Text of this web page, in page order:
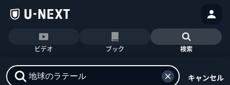
ビデオ ブック 検索
キャンセル